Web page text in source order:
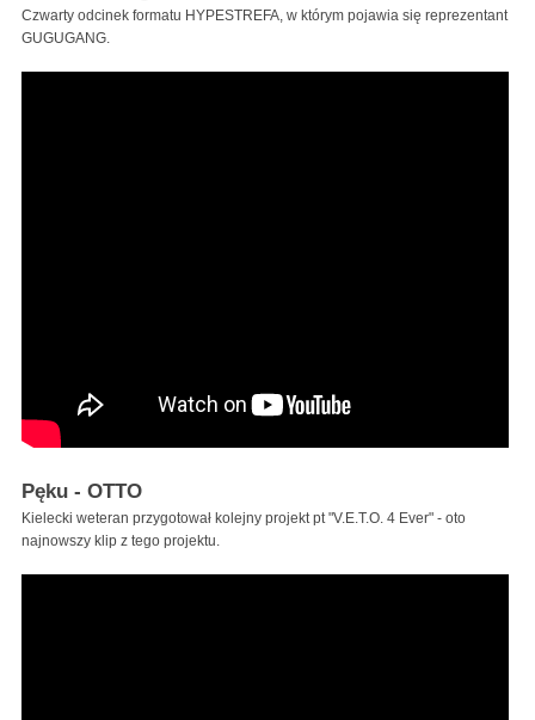
Czwarty odcinek formatu HYPESTREFA, w którym pojawia się reprezentant
GUGUGANG.
Pęku - OTTO
Kielecki weteran przygotował kolejny projekt pt "V.E.T.O. 4 Ever" - oto
najnowszy klip z tego projektu.